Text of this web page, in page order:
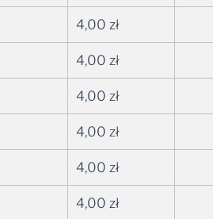
4,00 zł
4,00 zł
4,00 zł
4,00 zł
4,00 zł
4,00 zł